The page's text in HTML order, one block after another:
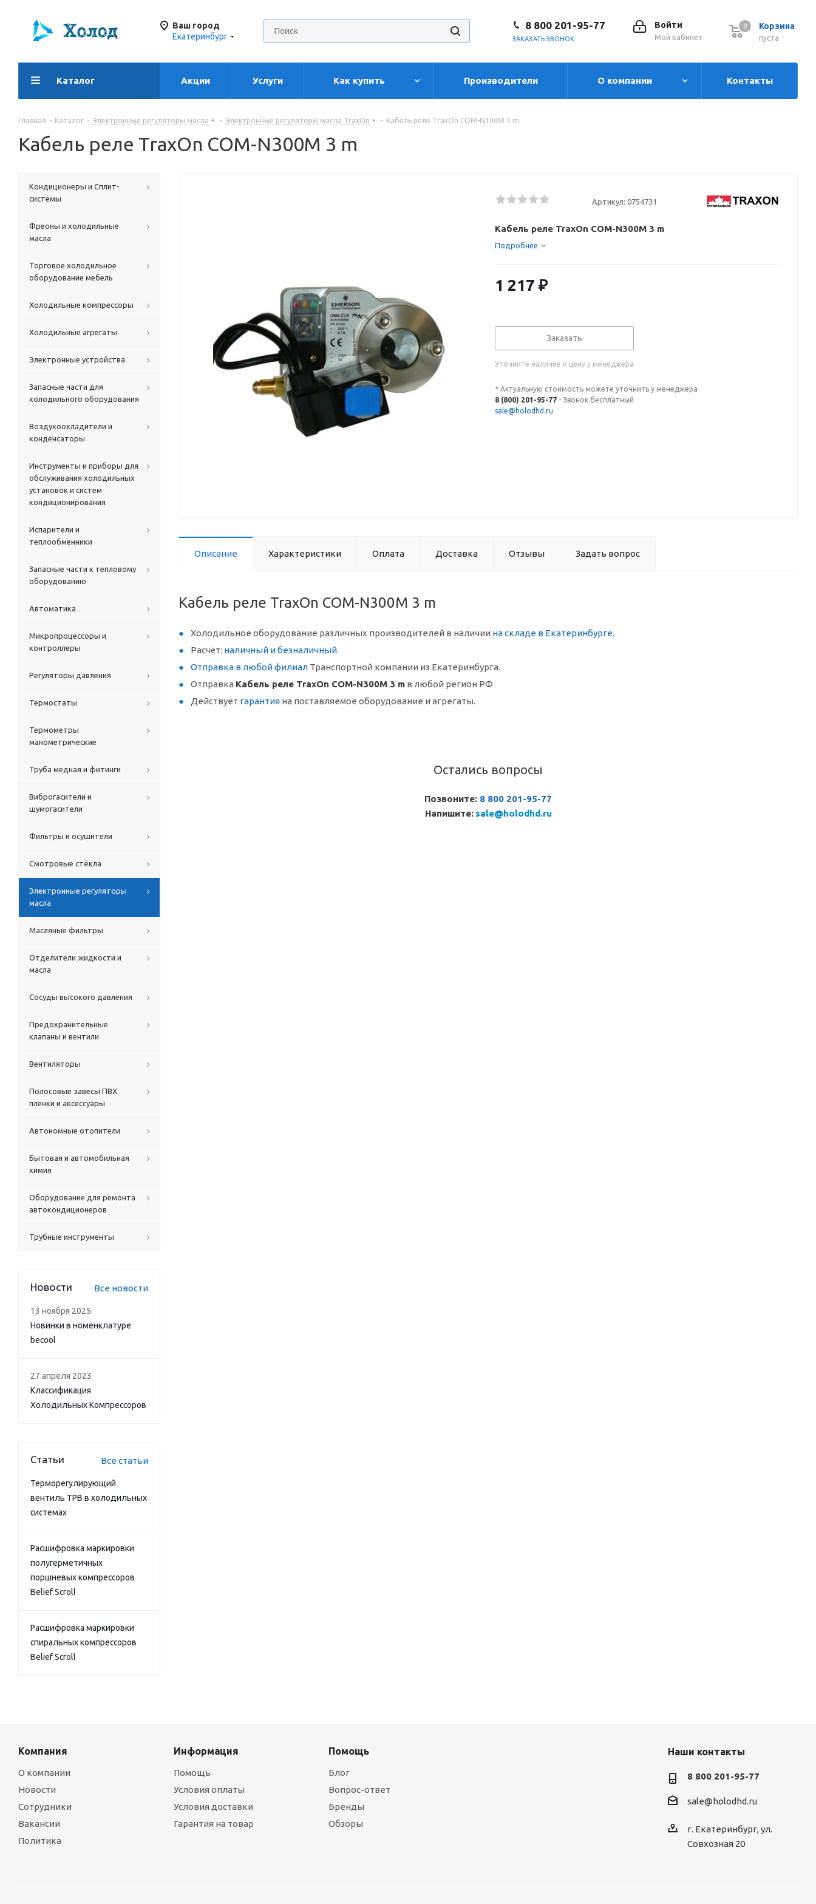
Ваш город
Екатеринбург
Корзина
0
пуста
0
Войти
Мой кабинет
8 800 201-95-77
ЗАКАЗАТЬ ЗВОНОК
Каталог Акции Услуги Как купить Производители О компании Контакты
Главная - Каталог - Электронные регуляторы масла - Электронные регуляторы масла TraxOn - Кабель реле TraxOn COM-N300M 3 m
Кабель реле TraxOn COM-N300M 3 m
Артикул: 0754731
Кабель реле TraxOn COM-N300M 3 m
Подробнее
1 217 ₽
Заказать
Уточните наличие и цену у менеджера
* Актуальную стоимость можете уточнить у менеджера
8 (800) 201-95-77 - Звонок бесплатный
sale@holodhd.ru
Описание Характеристики Оплата Доставка Отзывы Задать вопрос
Кабель реле TraxOn COM-N300M 3 m
Холодильное оборудование различных производителей в наличии на складе в Екатеринбурге.
Расчёт: наличный и безналичный.
Отправка в любой филиал Транспортной компании из Екатеринбурга.
Отправка Кабель реле TraxOn COM-N300M 3 m в любой регион РФ
Действует гарантия на поставляемое оборудование и агрегаты.
Остались вопросы
Позвоните: 8 800 201-95-77
Напишите: sale@holodhd.ru
Кондиционеры и Сплит-
системы
Фреоны и холодильные
масла
Торговое холодильное
оборудование мебель
Холодильные компрессоры
Холодильные агрегаты
Электронные устройства
Запасные части для
холодильного оборудования
Воздухоохладители и
конденсаторы
Инструменты и приборы для
обслуживания холодильных
установок и систем
кондиционирования
Испарители и
теплообменники
Запасные части к тепловому
оборудованию
Автоматика
Микропроцессоры и
контроллеры
Регуляторы давления
Термостаты
Термометры
манометрические
Труба медная и фитинги
Виброгасители и
шумогасители
Фильтры и осушители
Смотровые стёкла
Электронные регуляторы
масла
Масляные фильтры
Отделители жидкости и
масла
Сосуды высокого давления
Предохранительные
клапаны и вентили
Вентиляторы
Полосовые завесы ПВХ
пленки и аксессуары
Автономные отопители
Бытовая и автомобильная
химия
Оборудование для ремонта
автокондиционеров
Трубные инструменты
Новости Все новости
13 ноября 2025
Новинки в номенклатуре
becool
27 апреля 2023
Классификация
Холодильных Компрессоров
Статьи Все статьи
Терморегулирующий
вентиль ТРВ в холодильных
системах
Расшифровка маркировки
полугерметичных
поршневых компрессоров
Belief Scroll
Расшифровка маркировки
спиральных компрессоров
Belief Scroll
Компания
О компании
Новости
Сотрудники
Вакансии
Политика
Информация
Помощь
Условия оплаты
Условия доставки
Гарантия на товар
Помощь
Блог
Вопрос-ответ
Бренды
Обзоры
Наши контакты
8 800 201-95-77
sale@holodhd.ru
г. Екатеринбург, ул.
Совхозная 20